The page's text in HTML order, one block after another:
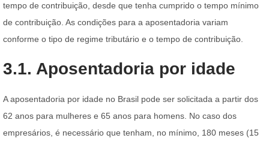
tempo de contribuição, desde que tenha cumprido o tempo mínimo
de contribuição. As condições para a aposentadoria variam
conforme o tipo de regime tributário e o tempo de contribuição.
3.1. Aposentadoria por idade
A aposentadoria por idade no Brasil pode ser solicitada a partir dos
62 anos para mulheres e 65 anos para homens. No caso dos
empresários, é necessário que tenham, no mínimo, 180 meses (15